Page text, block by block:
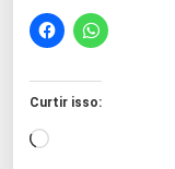
Curtir isso:
C